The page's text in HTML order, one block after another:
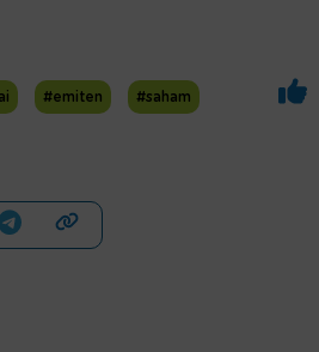
#emiten #saham